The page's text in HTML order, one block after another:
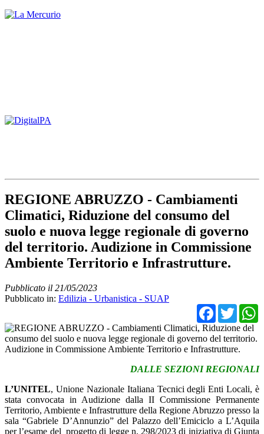
REGIONE ABRUZZO - Cambiamenti
Climatici, Riduzione del consumo del
suolo e nuova legge regionale di governo
del territorio. Audizione in Commissione
Ambiente Territorio e Infrastrutture.
Pubblicato il 21/05/2023
Pubblicato in: Edilizia - Urbanistica - SUAP
DALLE SEZIONI REGIONALI
L’UNITEL, Unione Nazionale Italiana Tecnici degli Enti Locali, è
stata convocata in Audizione dalla II Commissione Permanente
Territorio, Ambiente e Infrastrutture della Regione Abruzzo presso la
sala “Gabriele D’Annunzio” del Palazzo dell’Emiciclo a L’Aquila
per l’esame del progetto di legge n. 298/2023 di iniziativa di Giunta